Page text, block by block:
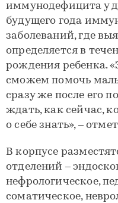
иммунодефицита у
будущего года
заболеваний, где
определяется в
рождения ребенка.
сможем помочь
сразу же после его
ждать, как сейчас,
о себе знать», –
В корпусе
отделений –
нефрологическое,
соматическое,